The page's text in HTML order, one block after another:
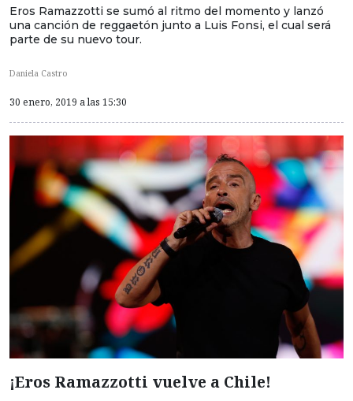
Eros Ramazzotti se sumó al ritmo del momento y lanzó
una canción de reggaetón junto a Luis Fonsi, el cual será
parte de su nuevo tour.
Daniela Castro
30 enero, 2019 a las 15:30
¡Eros Ramazzotti vuelve a Chile!